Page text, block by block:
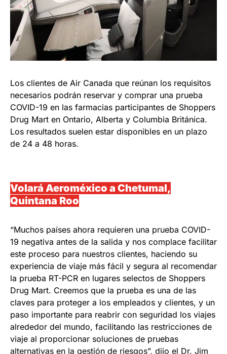
Los clientes de Air Canada que reúnan los requisitos
necesarios podrán reservar y comprar una prueba
COVID-19 en las farmacias participantes de Shoppers
Drug Mart en Ontario, Alberta y Columbia Británica.
Los resultados suelen estar disponibles en un plazo
de 24 a 48 horas.
Volará Aeroméxico a Chetumal,
Quintana Roo
“Muchos países ahora requieren una prueba COVID-
19 negativa antes de la salida y nos complace facilitar
este proceso para nuestros clientes, haciendo su
experiencia de viaje más fácil y segura al recomendar
la prueba RT-PCR en lugares selectos de Shoppers
Drug Mart. Creemos que la prueba es una de las
claves para proteger a los empleados y clientes, y un
paso importante para reabrir con seguridad los viajes
alrededor del mundo, facilitando las restricciones de
viaje al proporcionar soluciones de pruebas
alternativas en la gestión de riesgos”, dijo el Dr. Jim